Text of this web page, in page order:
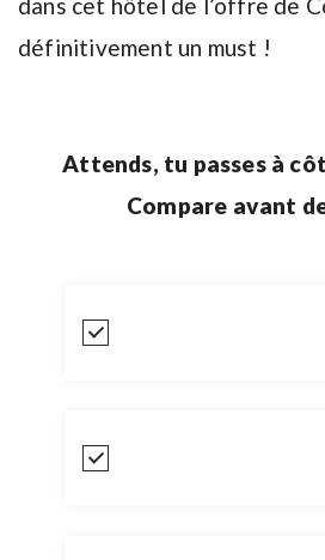
définitivement un must !
Attends, tu passes à
Compare avant